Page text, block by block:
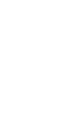
in Deutschland